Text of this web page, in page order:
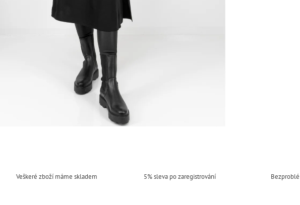
Veškeré zboží máme skladem 5% sleva po zaregistrování